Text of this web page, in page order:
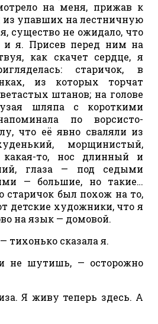
на меня, прижав к
упавших на лестничную
существо не ожидало, что
я. Присев перед ним на
как скачет сердце, я
старичок, в
из которых торчат
штанов; на голове
шляпа с короткими
по ворсисто-
что её явно сваляли из
морщинистый,
какая-то, нос длинный и
глаза — под седыми
— большие, но такие…
старичок был похож на то,
детские художники, что я
на язык — домовой.
тихонько сказала я.
не шутишь, — осторожно
Я живу теперь здесь. А